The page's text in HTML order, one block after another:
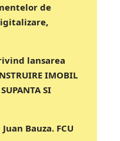
de
lansarea
IMOBIL
SI
Bauza. FCU